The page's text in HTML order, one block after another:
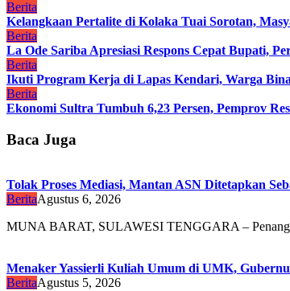
Berita
Kelangkaan Pertalite di Kolaka Tuai Sorotan,
Berita
La Ode Sariba Apresiasi Respons Cepat Bupati,
Berita
Ikuti Program Kerja di Lapas Kendari, Warga
Berita
Ekonomi Sultra Tumbuh 6,23 Persen, Pemprov
Baca Juga
Tolak Proses Mediasi, Mantan ASN Ditetapkan
BeritaAgustus 6, 2026
MUNA BARAT, SULAWESI TENGGARA –
Menaker Yassierli Kuliah Umum di UMK,
BeritaAgustus 5, 2026